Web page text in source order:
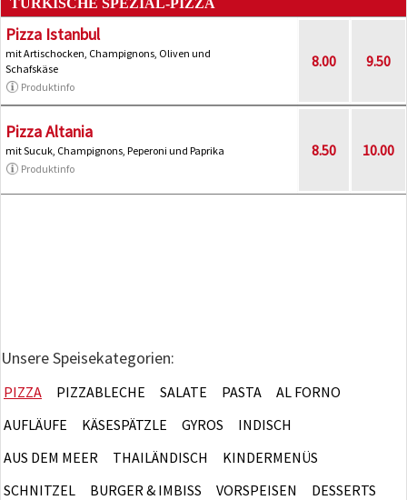
Pizza Istanbul
mit Artischocken, Champignons, Oliven und
Schafskäse
Produktinfo
8.00 9.50
Pizza Altania
mit Sucuk, Champignons, Peperoni und Paprika
Produktinfo
8.50 10.00
Unsere Speisekategorien:
PIZZA PIZZABLECHE SALATE PASTA
AL FORNO
AUFLÄUFE
KÄSESPÄTZLE GYROS
INDISCH
AUS DEM MEER
THAILÄNDISCH
KINDERMENÜS
SCHNITZEL
BURGER & IMBISS VORSPEISEN
DESSERTS